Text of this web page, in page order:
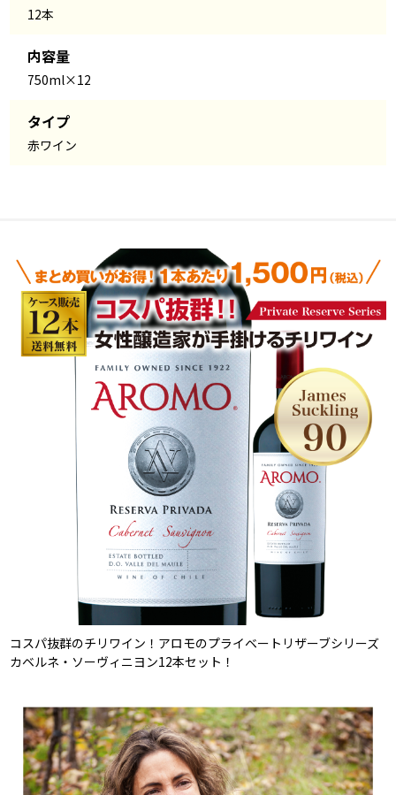
12本
内容量
750ml×12
タイプ
赤ワイン
コスパ抜群のチリワイン！アロモのプライベートリザーブシリーズ
カベルネ・ソーヴィニヨン12本セット！